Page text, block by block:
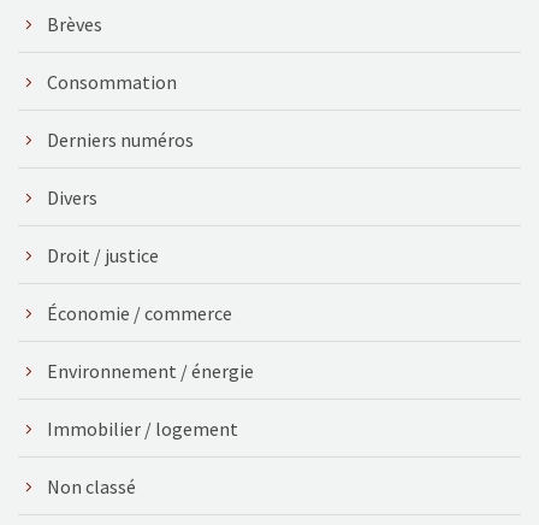
Brèves
Consommation
Derniers numéros
Divers
Droit / justice
Économie / commerce
Environnement / énergie
Immobilier / logement
Non classé